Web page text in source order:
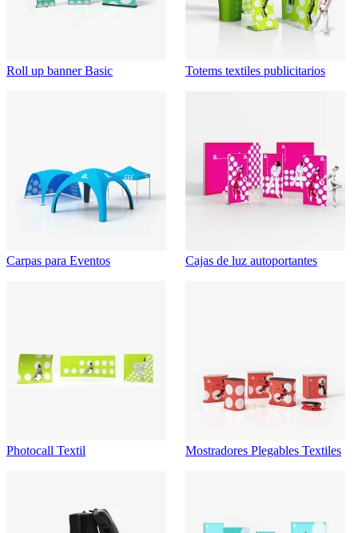
Roll up banner Basic Totems textiles publicitarios
Carpas para Eventos Cajas de luz autoportantes
Photocall Textil Mostradores Plegables Textiles